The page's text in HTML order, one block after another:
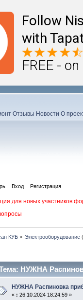
Follow
with
FREE -
Отзывы Новости О
Вход Регистрация
для новых участников
КУБ» Электрооборудование
НУЖНА
НУЖНА Распиновка
« : 26.10.2024 18:24:59 »